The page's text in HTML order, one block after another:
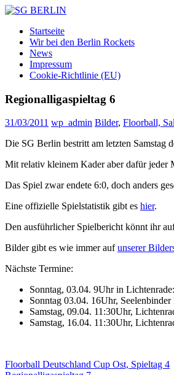
Zum
springen
BERLIN
DAMEN
FLOORBALL
TEAM
Startseite
Wir bei den Berlin Rockets
News
Impressum
Cookie-Richtlinie (EU)
Regionalligaspieltag 6
31/03/2011 wp_admin Bilder, Floorball,
Die SG Berlin bestritt am letzten Samstag
Mit relativ kleinem Kader aber dafür jeder
Das Spiel zwar endete 6:0, doch anders
Eine offizielle Spielstatistik gibt es hier.
Den ausführlicher Spielbericht könnt ihr
Bilder gibt es wie immer aufunserer
Nächste Termine:
Sonntag, 03.04. 9Uhr in
Sonntag 03.04. 16Uhr, Seelenbinder
Samstag, 09.04. 11:30Uhr,
Samstag, 16.04. 11:30Uhr,
Beitragsnavigation
Vorheriger
Floorball Deutschland Cup Ost, Spieltag 4